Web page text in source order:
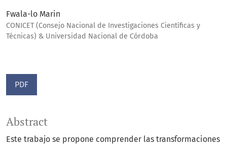
Fwala-lo Marin
CONICET (Consejo Nacional de Investigaciones Científicas y
Técnicas) & Universidad Nacional de Córdoba
PDF
Abstract
Este trabajo se propone comprender las transformaciones